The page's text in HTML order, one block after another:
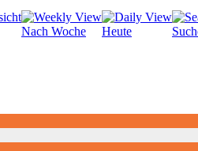
Nach Woche Heute